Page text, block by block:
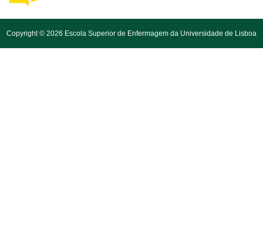
Copyright © 2026 Escola Superior de Enfermagem da Universidade de Lisboa